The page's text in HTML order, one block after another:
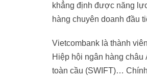
khẳng định được năng
hàng chuyên doanh đầu
Vietcombank là thành
Hiệp hội ngân hàng
toàn cầu (SWIFT)…